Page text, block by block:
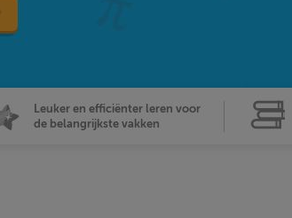
Leuker en efficiënter leren voor
de belangrijkste vakken